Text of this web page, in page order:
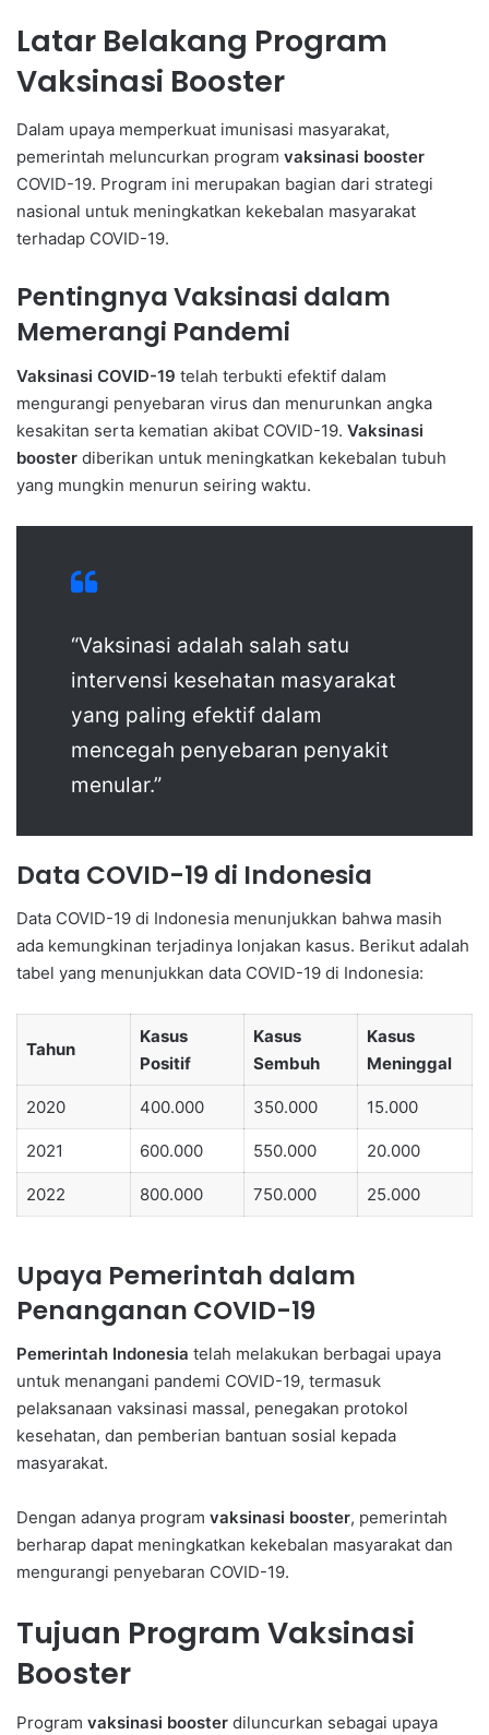
Latar Belakang Program
Vaksinasi Booster
Dalam upaya memperkuat imunisasi masyarakat,
pemerintah meluncurkan program vaksinasi booster
COVID-19. Program ini merupakan bagian dari strategi
nasional untuk meningkatkan kekebalan masyarakat
terhadap COVID-19.
Pentingnya Vaksinasi dalam
Memerangi Pandemi
Vaksinasi COVID-19 telah terbukti efektif dalam
mengurangi penyebaran virus dan menurunkan angka
kesakitan serta kematian akibat COVID-19. Vaksinasi
booster diberikan untuk meningkatkan kekebalan tubuh
yang mungkin menurun seiring waktu.
“Vaksinasi adalah salah satu
intervensi kesehatan masyarakat
yang paling efektif dalam
mencegah penyebaran penyakit
menular.”
Data COVID-19 di Indonesia
Data COVID-19 di Indonesia menunjukkan bahwa masih
ada kemungkinan terjadinya lonjakan kasus. Berikut adalah
tabel yang menunjukkan data COVID-19 di Indonesia:
Tahun
Kasus
Positif
Kasus
Sembuh
Kasus
Meninggal
2020 400.000 350.000 15.000
2021 600.000 550.000 20.000
2022 800.000 750.000 25.000
Upaya Pemerintah dalam
Penanganan COVID-19
Pemerintah Indonesia telah melakukan berbagai upaya
untuk menangani pandemi COVID-19, termasuk
pelaksanaan vaksinasi massal, penegakan protokol
kesehatan, dan pemberian bantuan sosial kepada
masyarakat.
Dengan adanya program vaksinasi booster, pemerintah
berharap dapat meningkatkan kekebalan masyarakat dan
mengurangi penyebaran COVID-19.
Tujuan Program Vaksinasi
Booster
Program vaksinasi booster diluncurkan sebagai upaya